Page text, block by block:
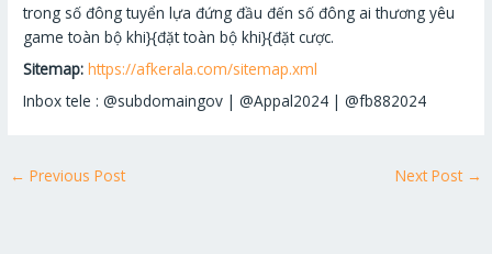
trong số đông tuyển lựa đứng đầu đến số đông ai thương yêu
game toàn bộ khi}{đặt toàn bộ khi}{đặt cược.
Sitemap: https://afkerala.com/sitemap.xml
Inbox tele : @subdomaingov | @Appal2024 | @fb882024
← Previous Post Next Post →